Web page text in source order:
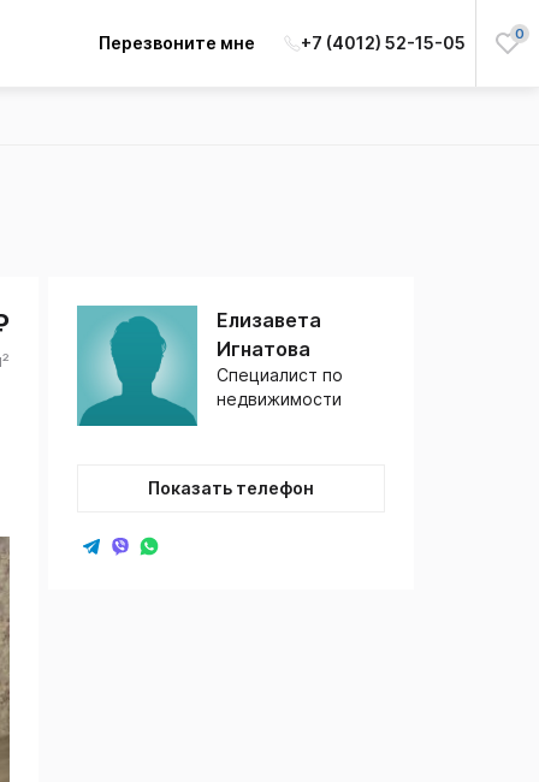
Перезвоните мне +7 (4012) 52-15-05 0
Елизавета
Игнатова
Специалист по
недвижимости
Показать телефон